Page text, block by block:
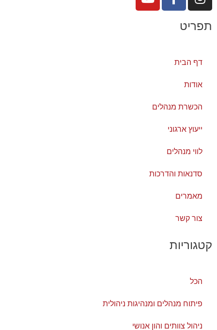
תפריט
דף הבית
אודות
הכשרת מנהלים
ייעוץ ארגוני
לווי מנהלים
סדנאות והדרכות
מאמרים
צור קשר
קטגוריות
הכל
פיתוח מנהלים ומנהיגות ניהולית
ניהול צוותים והון אנושי